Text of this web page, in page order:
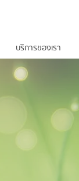
บริการของเรา